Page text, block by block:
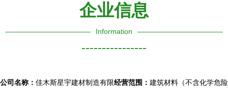
企业信息
Information
----------------
公司名称： 佳木斯星宇建材制造有限经营范围： 建筑材料（不含化学危险